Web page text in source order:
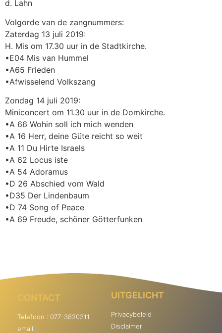
d. Lahn
Volgorde van de zangnummers:
Zaterdag 13 juli 2019:
H. Mis om 17.30 uur in de Stadtkirche.
•E04 Mis van Hummel
•A65 Frieden
•Afwisselend Volkszang
Zondag 14 juli 2019:
Miniconcert om 11.30 uur in de Domkirche.
•A 66 Wohin soll ich mich wenden
•A 16 Herr, deine Güte reicht so weit
•A 11 Du Hirte Israels
•A 62 Locus iste
•A 54 Adoramus
•D 26 Abschied vom Wald
•D35 Der Lindenbaum
•D 74 Song of Peace
•A 69 Freude, schöner Götterfunken
CONTACT
Telefoon : 077-3820311
email :
UITGELICHT
Privacybeleid
Disclaimer